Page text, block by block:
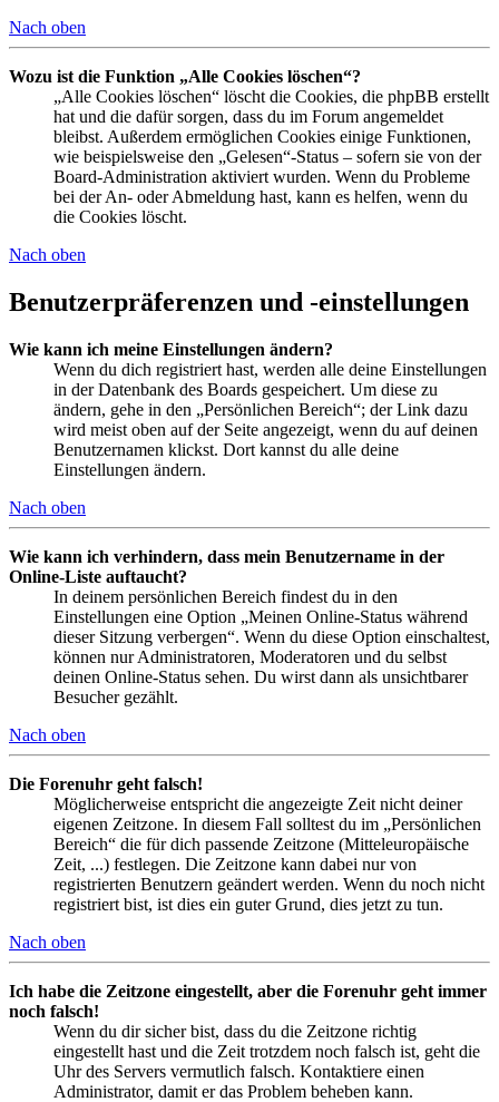
Nach oben
Wozu ist die Funktion „Alle Cookies löschen“?
„Alle Cookies löschen“ löscht die Cookies, die phpBB erstellt
hat und die dafür sorgen, dass du im Forum angemeldet
bleibst. Außerdem ermöglichen Cookies einige Funktionen,
wie beispielsweise den „Gelesen“-Status – sofern sie von der
Board-Administration aktiviert wurden. Wenn du Probleme
bei der An- oder Abmeldung hast, kann es helfen, wenn du
die Cookies löscht.
Nach oben
Benutzerpräferenzen und -einstellungen
Wie kann ich meine Einstellungen ändern?
Wenn du dich registriert hast, werden alle deine Einstellungen
in der Datenbank des Boards gespeichert. Um diese zu
ändern, gehe in den „Persönlichen Bereich“; der Link dazu
wird meist oben auf der Seite angezeigt, wenn du auf deinen
Benutzernamen klickst. Dort kannst du alle deine
Einstellungen ändern.
Nach oben
Wie kann ich verhindern, dass mein Benutzername in der
Online-Liste auftaucht?
In deinem persönlichen Bereich findest du in den
Einstellungen eine Option „Meinen Online-Status während
dieser Sitzung verbergen“. Wenn du diese Option einschaltest,
können nur Administratoren, Moderatoren und du selbst
deinen Online-Status sehen. Du wirst dann als unsichtbarer
Besucher gezählt.
Nach oben
Die Forenuhr geht falsch!
Möglicherweise entspricht die angezeigte Zeit nicht deiner
eigenen Zeitzone. In diesem Fall solltest du im „Persönlichen
Bereich“ die für dich passende Zeitzone (Mitteleuropäische
Zeit, ...) festlegen. Die Zeitzone kann dabei nur von
registrierten Benutzern geändert werden. Wenn du noch nicht
registriert bist, ist dies ein guter Grund, dies jetzt zu tun.
Nach oben
Ich habe die Zeitzone eingestellt, aber die Forenuhr geht immer
noch falsch!
Wenn du dir sicher bist, dass du die Zeitzone richtig
eingestellt hast und die Zeit trotzdem noch falsch ist, geht die
Uhr des Servers vermutlich falsch. Kontaktiere einen
Administrator, damit er das Problem beheben kann.